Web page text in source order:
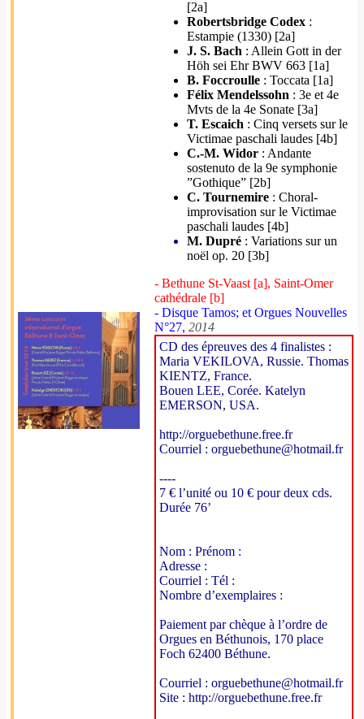
[2a]
Robertsbridge Codex :
Estampie (1330) [2a]
J. S. Bach : Allein Gott in der
Höh sei Ehr BWV 663 [1a]
B. Foccroulle : Toccata [1a]
Félix Mendelssohn : 3e et 4e
Mvts de la 4e Sonate [3a]
T. Escaich : Cinq versets sur le
Victimae paschali laudes [4b]
C.-M. Widor : Andante
sostenuto de la 9e symphonie
”Gothique” [2b]
C. Tournemire : Choral-
improvisation sur le Victimae
paschali laudes [4b]
M. Dupré : Variations sur un
noël op. 20 [3b]
- Bethune St-Vaast [a], Saint-Omer
cathédrale [b]
- Disque Tamos; et Orgues Nouvelles
N°27, 2014
CD des épreuves des 4 finalistes :
Maria VEKILOVA, Russie. Thomas
KIENTZ, France.
Bouen LEE, Corée. Katelyn
EMERSON, USA.
http://orguebethune.free.fr
Courriel : orguebethune@hotmail.fr
----
7 € l’unité ou 10 € pour deux cds.
Durée 76’
Nom : Prénom :
Adresse :
Courriel : Tél :
Nombre d’exemplaires :
Paiement par chèque à l’ordre de
Orgues en Béthunois, 170 place
Foch 62400 Béthune.
Courriel : orguebethune@hotmail.fr
Site : http://orguebethune.free.fr